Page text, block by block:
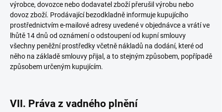
výrobce, dovozce nebo dodavatel zboží přerušil výrobu nebo
dovoz zboží. Prodávající bezodkladně informuje kupujícího
prostřednictvím e-mailové adresy uvedené v objednávce a vrátí ve
lhůtě 14 dnů od oznámení o odstoupení od kupní smlouvy
všechny peněžní prostředky včetně nákladů na dodání, které od
něho na základě smlouvy přijal, a to stejným způsobem, popřípadě
způsobem určeným kupujícím.
VII. Práva z vadného plnění